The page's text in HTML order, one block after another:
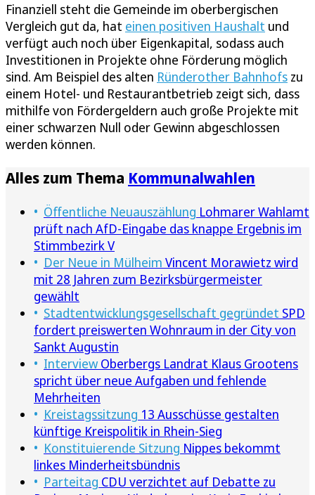
Finanziell steht die Gemeinde im oberbergischen
Vergleich gut da, hat einen positiven Haushalt und
verfügt auch noch über Eigenkapital, sodass auch
Investitionen in Projekte ohne Förderung möglich
sind. Am Beispiel des alten Ründerother Bahnhofs zu
einem Hotel- und Restaurantbetrieb zeigt sich, dass
mithilfe von Fördergeldern auch große Projekte mit
einer schwarzen Null oder Gewinn abgeschlossen
werden können.
Alles zum Thema Kommunalwahlen
Öffentliche Neuauszählung Lohmarer Wahlamt
prüft nach AfD-Eingabe das knappe Ergebnis im
Stimmbezirk V
Der Neue in Mülheim Vincent Morawietz wird
mit 28 Jahren zum Bezirksbürgermeister
gewählt
Stadtentwicklungsgesellschaft gegründet SPD
fordert preiswerten Wohnraum in der City von
Sankt Augustin
Interview Oberbergs Landrat Klaus Grootens
spricht über neue Aufgaben und fehlende
Mehrheiten
Kreistagssitzung 13 Ausschüsse gestalten
künftige Kreispolitik in Rhein-Sieg
Konstituierende Sitzung Nippes bekommt
linkes Minderheitsbündnis
Parteitag CDU verzichtet auf Debatte zu